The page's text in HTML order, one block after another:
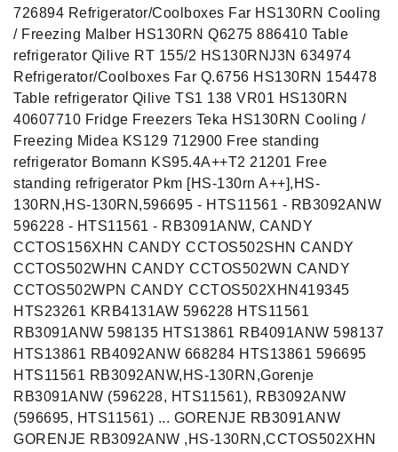
726894 Refrigerator/Coolboxes Far HS130RN Cooling
/ Freezing Malber HS130RN Q6275 886410 Table
refrigerator Qilive RT 155/2 HS130RNJ3N 634974
Refrigerator/Coolboxes Far Q.6756 HS130RN 154478
Table refrigerator Qilive TS1 138 VR01 HS130RN
40607710 Fridge Freezers Teka HS130RN Cooling /
Freezing Midea KS129 712900 Free standing
refrigerator Bomann KS95.4A++T2 21201 Free
standing refrigerator Pkm [HS-130rn A++],HS-
130RN,HS-130RN,596695 - HTS11561 - RB3092ANW
596228 - HTS11561 - RB3091ANW, CANDY
CCTOS156XHN CANDY CCTOS502SHN CANDY
CCTOS502WHN CANDY CCTOS502WN CANDY
CCTOS502WPN CANDY CCTOS502XHN419345
HTS23261 KRB4131AW 596228 HTS11561
RB3091ANW 598135 HTS13861 RB4091ANW 598137
HTS13861 RB4092ANW 668284 HTS13861 596695
HTS11561 RB3092ANW,HS-130RN,Gorenje
RB3091ANW (596228, HTS11561), RB3092ANW
(596695, HTS11561) ... GORENJE RB3091ANW
GORENJE RB3092ANW ,HS-130RN,CCTOS502XHN